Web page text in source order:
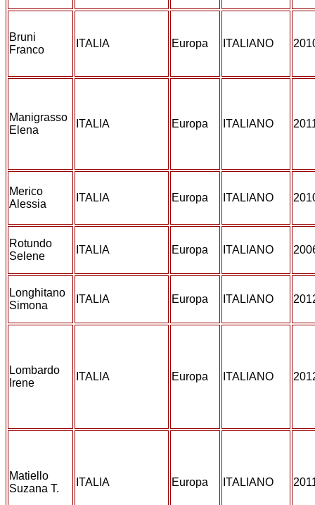
Bruni
Franco
ITALIA Europa ITALIANO
Manigrasso
Elena
ITALIA Europa ITALIANO
Merico
Alessia
ITALIA Europa ITALIANO
Rotundo
Selene
ITALIA Europa ITALIANO
Longhitano
Simona
ITALIA Europa ITALIANO
Lombardo
Irene
ITALIA Europa ITALIANO
Matiello
Suzana T.
ITALIA Europa ITALIANO